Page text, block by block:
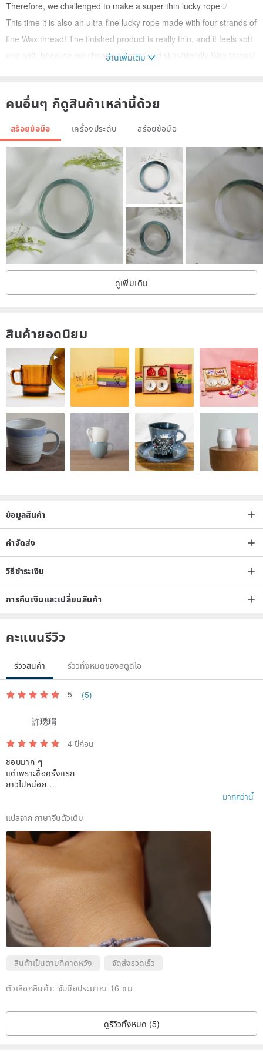
Therefore, we challenged to make a super thin lucky rope♡
This time it is also an ultra-fine lucky rope made with four strands of
fine Wax thread! The finished product is really thin, and it feels soft
and soft, because we choose a softer and skin-friendly Wax thread!
• musubi • The wish of romantic life lucky rope / wish rope /
Musubi injects a sense of freshness into the tradition, a little cute, a
little temperament, specially selected very fine Wax thread and five-
color thread to pray for the King Kong knot one knot of the goblin
knitting, it takes more time to knit than ordinary lucky rope, but it is
worn Very delicate, with an elegant temperament in the traditional
heritage! Recommended for those who like to wear thin bracelets!
I also hope that the lucky rope we woven can bring courage to you
This is still the same tireless insistence, please provide the
best hand around!
We suggest to leave 0.6～0.8 cm looseness (please use a
measuring tape or thin line to measure by yourself)
ex. The closest hand circumference 14.5 cm + 0.7 cm looseness =
15.2 cm
If there is no special requirement for remarks or full-length
size, the size of the hand circumference will default to a
• Because the length of the finished lucky rope cannot be modified,
it will not be refunded, exchanged, or modified without additional
money~
So please measure the size that fits your hand well~
reconfirm it for you! We are very happy to serve you ♡
amulet, which protects against evil and protects peace
• The color in the photo may vary slightly depending on the display
screen.
energy fields. After purchase, they can be worn in the temple
censer after being purified for three times. Various religions can be
purified and blessed in their own way.
•Natural stones and micro Gemstone are different in appearance.
patterns, black spots and mixed colors. We will try our best to select
those with good quality. Please make sure that you can accept it
before placing an order.
be worn for a long time, no need to take it off specially
*can touch the water, wear a bath and sleep without any
problems♡
• More than (inclusive) 20 cm or morePlease inquire separately for
hand circumference/foot circumference, thank you!
by air (not SF Express)Please fill in the name and receiving
address of the certificate, thank you!
อ่านเพิ่มเติม
คนอื่นๆ ก็ดูสินค้าเหล่านี้ด้วย
สร้อยข้อมือ เครื่องประดับ สร้อยข้อมือ
ดูเพิ่มเติม
สินค้ายอดนิยม
ข้อมูลสินค้า
ค่าจัดส่ง
วิธีชำระเงิน
การคืนเงินและเปลี่ยนสินค้า
คะแนนรีวิว
รีวิวสินค้า รีวิวทั้งหมดของสตูดิโอ
5 (5)
許琇琄
4 ปีก่อน
ชอบมาก ๆ
แต่เพราะซื้อครั้งแรก
ยาวไปหน่อย
มากกว่านี้
แปลจาก ภาษาจีนตัวเต็ม
สินค้าเป็นตามที่คาดหวัง จัดส่งรวดเร็ว
ตัวเลือกสินค้า: จับมือประมาณ 16 ซม
ดูรีวิวทั้งหมด (5)